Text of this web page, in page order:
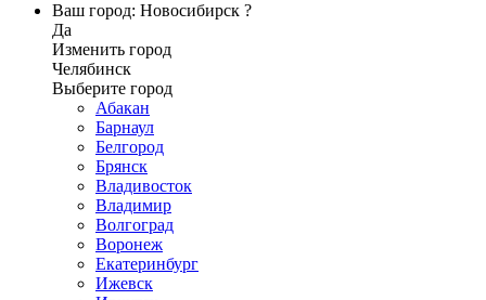
Ваш город: Новосибирск ?
Да
Изменить город
Челябинск
Выберите город
Абакан
Барнаул
Белгород
Брянск
Владивосток
Владимир
Волгоград
Воронеж
Екатеринбург
Ижевск